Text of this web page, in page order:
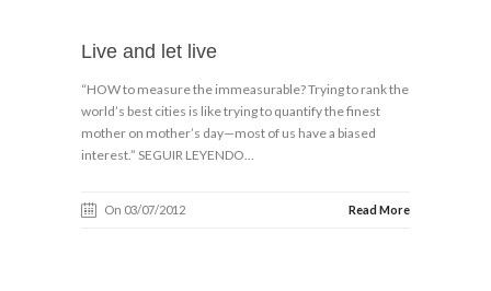
Live and let live
“HOW to measure the immeasurable? Trying to rank the
world’s best cities is like trying to quantify the finest
mother on mother’s day—most of us have a biased
interest.” SEGUIR LEYENDO…
On 03/07/2012 Read More